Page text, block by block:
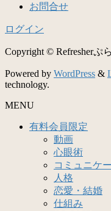
お問合せ
ログイン
Copyright © Refresherぷ
Powered by WordPress &
technology.
MENU
有料会員限定
動画
心眼術
コミュニケ
人格
恋愛・結婚
仕組み